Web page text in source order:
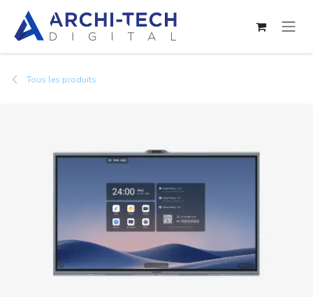
Tous les produits